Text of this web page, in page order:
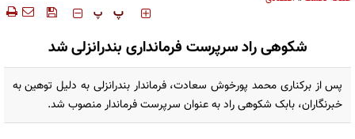
‍‍‍ پ پ
شکوهی راد سرپرست فرمانداری بندرانزلی شد
پس از برکناری محمد پورخوش سعادت، فرماندار بندرانزلی به دلیل توهین به
خبرنگاران، بابک شکوهی راد به عنوان سرپرست فرماندار منصوب شد.